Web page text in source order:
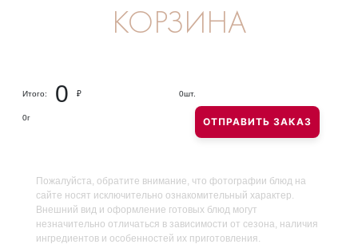
КОРЗИНА
Итого: 0 ₽ 0шт.
0г ОТПРАВИТЬ ЗАКАЗ
Пожалуйста, обратите внимание, что фотографии блюд на
сайте носят исключительно ознакомительный характер.
Внешний вид и оформление готовых блюд могут
незначительно отличаться в зависимости от сезона, наличия
ингредиентов и особенностей их приготовления.